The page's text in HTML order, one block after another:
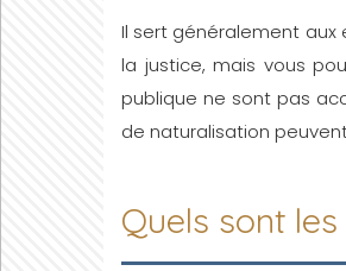
Il sert généralement
la justice, mais vous
publique ne sont pas
de naturalisation
Quels sont